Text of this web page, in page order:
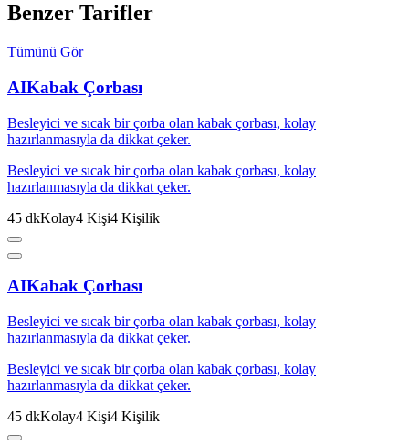
Benzer Tarifler
Tümünü Gör
AIKabak Çorbası
Besleyici ve sıcak bir çorba olan kabak çorbası, kolay
hazırlanmasıyla da dikkat çeker.
Besleyici ve sıcak bir çorba olan kabak çorbası, kolay
hazırlanmasıyla da dikkat çeker.
45 dkKolay4 Kişi4 Kişilik
AIKabak Çorbası
Besleyici ve sıcak bir çorba olan kabak çorbası, kolay
hazırlanmasıyla da dikkat çeker.
Besleyici ve sıcak bir çorba olan kabak çorbası, kolay
hazırlanmasıyla da dikkat çeker.
45 dkKolay4 Kişi4 Kişilik